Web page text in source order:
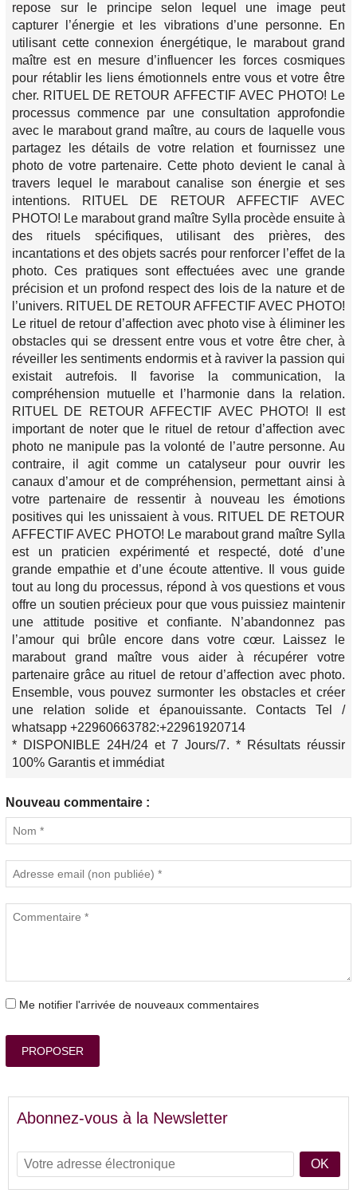
repose sur le principe selon lequel une image peut
capturer l’énergie et les vibrations d’une personne. En
utilisant cette connexion énergétique, le marabout grand
maître est en mesure d’influencer les forces cosmiques
pour rétablir les liens émotionnels entre vous et votre être
cher. RITUEL DE RETOUR AFFECTIF AVEC PHOTO! Le
processus commence par une consultation approfondie
avec le marabout grand maître, au cours de laquelle vous
partagez les détails de votre relation et fournissez une
photo de votre partenaire. Cette photo devient le canal à
travers lequel le marabout canalise son énergie et ses
intentions. RITUEL DE RETOUR AFFECTIF AVEC
PHOTO! Le marabout grand maître Sylla procède ensuite à
des rituels spécifiques, utilisant des prières, des
incantations et des objets sacrés pour renforcer l’effet de la
photo. Ces pratiques sont effectuées avec une grande
précision et un profond respect des lois de la nature et de
l’univers. RITUEL DE RETOUR AFFECTIF AVEC PHOTO!
Le rituel de retour d’affection avec photo vise à éliminer les
obstacles qui se dressent entre vous et votre être cher, à
réveiller les sentiments endormis et à raviver la passion qui
existait autrefois. Il favorise la communication, la
compréhension mutuelle et l’harmonie dans la relation.
RITUEL DE RETOUR AFFECTIF AVEC PHOTO! Il est
important de noter que le rituel de retour d’affection avec
photo ne manipule pas la volonté de l’autre personne. Au
contraire, il agit comme un catalyseur pour ouvrir les
canaux d’amour et de compréhension, permettant ainsi à
votre partenaire de ressentir à nouveau les émotions
positives qui les unissaient à vous. RITUEL DE RETOUR
AFFECTIF AVEC PHOTO! Le marabout grand maître Sylla
est un praticien expérimenté et respecté, doté d’une
grande empathie et d’une écoute attentive. Il vous guide
tout au long du processus, répond à vos questions et vous
offre un soutien précieux pour que vous puissiez maintenir
une attitude positive et confiante. N’abandonnez pas
l’amour qui brûle encore dans votre cœur. Laissez le
marabout grand maître vous aider à récupérer votre
partenaire grâce au rituel de retour d’affection avec photo.
Ensemble, vous pouvez surmonter les obstacles et créer
une relation solide et épanouissante. Contacts Tel /
whatsapp +22960663782:+22961920714
* DISPONIBLE 24H/24 et 7 Jours/7. * Résultats réussir
100% Garantis et immédiat
Nouveau commentaire :
Me notifier l'arrivée de nouveaux commentaires
PROPOSER
Abonnez-vous à la Newsletter
OK